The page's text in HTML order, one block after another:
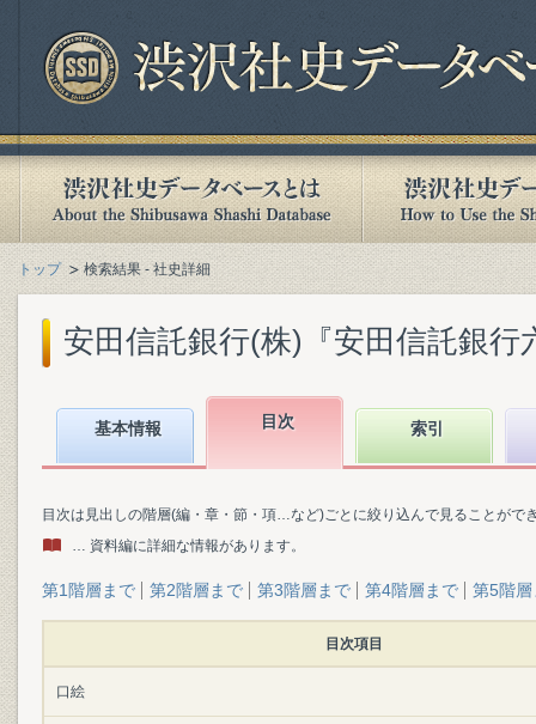
トップ 検索結果 - 社史詳細
安田信託銀行(株)『安田信託銀
基本情報 目次 索引
目次は見出しの階層(編・章・節・項…など)ごとに絞り込んで見ることがで
… 資料編に詳細な情報があります。
第1階層まで 第2階層まで 第3階層まで 第4階層まで 第5階層
目次項目
口絵